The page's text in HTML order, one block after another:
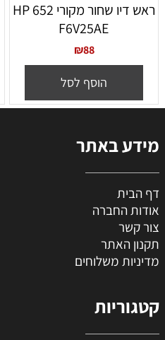
ראש דיו שחור מקורי 652 HP
F6V25AE
הוסף לסל
באתר
החברה
האתר
משלוחים